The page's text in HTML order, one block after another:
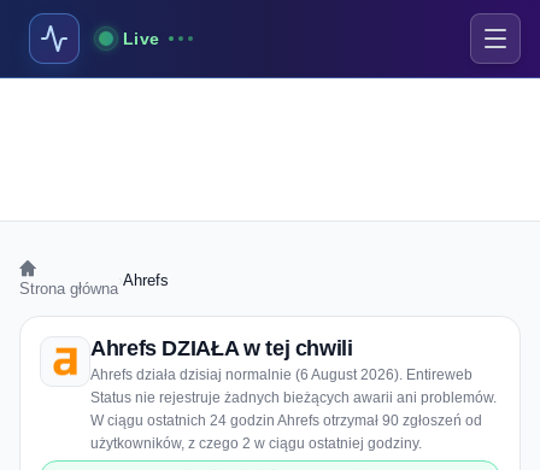
Live
Strona główna Ahrefs
Ahrefs DZIAŁA w tej chwili
Ahrefs działa dzisiaj normalnie (6 August 2026). Entireweb
Status nie rejestruje żadnych bieżących awarii ani problemów.
W ciągu ostatnich 24 godzin Ahrefs otrzymał 90 zgłoszeń od
użytkowników, z czego 2 w ciągu ostatniej godziny.